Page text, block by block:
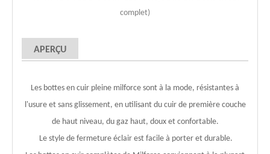
complet)
APERÇU
Les bottes en cuir pleine milforce sont à la mode, résistantes à
l'usure et sans glissement, en utilisant du cuir de première couche
de haut niveau, du gaz haut, doux et confortable.
Le style de fermeture éclair est facile à porter et durable.